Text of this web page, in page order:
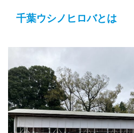
千葉ウシノヒロバとは